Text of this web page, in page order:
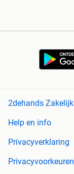
2dehands Zakelijk
Help en info
Privacyverklaring
Privacyvoorkeuren